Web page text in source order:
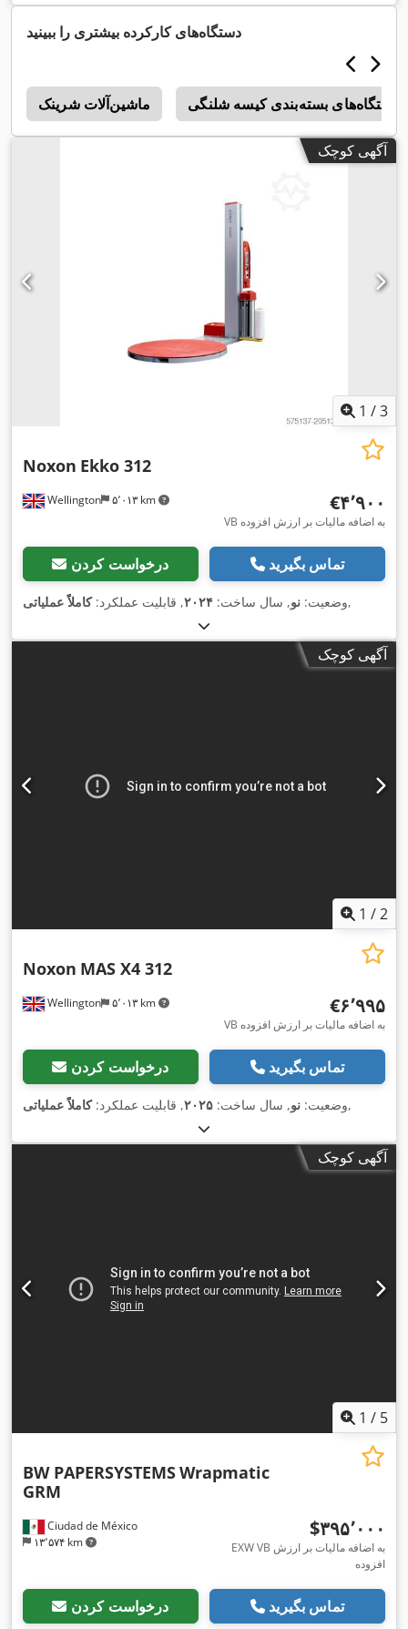
دستگاه‌های کارکرده بیشتری را ببینید
ماشین‌آلات شرینک دستگاه‌های بسته‌بندی کیسه شلنگی
آگهی کوچک
1 /3
Wellington ۵٬۰۱۳ km
Noxon Ekko 312
‎€۴٬۹۰۰
VB به اضافه مالیات بر ارزش افزوده
درخواست کردن تماس بگیرید
وضعیت: نو, سال ساخت: ۲۰۲۴, قابلیت عملکرد:کاملاً عملیاتی ,
آگهی کوچک
1 /2
Wellington ۵٬۰۱۳ km
Noxon MAS X4 312
‎€۶٬۹۹۵
VB به اضافه مالیات بر ارزش افزوده
درخواست کردن تماس بگیرید
وضعیت: نو, سال ساخت: ۲۰۲۵, قابلیت عملکرد:کاملاً عملیاتی ,
آگهی کوچک
1 / 5
Ciudad de México
۱۳٬۵۷۴ km
BW PAPERSYSTEMSWrapmatic
GRM
‎$۳۹۵٬۰۰۰
EXW VB به اضافه مالیات بر ارزش
افزوده
درخواست کردن تماس بگیرید